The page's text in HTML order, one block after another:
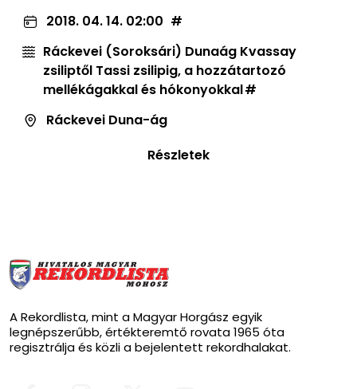
2018. 04. 14. 02:00
Ráckevei (Soroksári) Dunaág Kvassay
zsiliptől Tassi zsilipig, a hozzátartozó
mellékágakkal és hókonyokkal
Ráckevei Duna-ág
Részletek
A Rekordlista, mint a Magyar Horgász egyik
legnépszerűbb, értékteremtő rovata 1965 óta
regisztrálja és közli a bejelentett rekordhalakat.